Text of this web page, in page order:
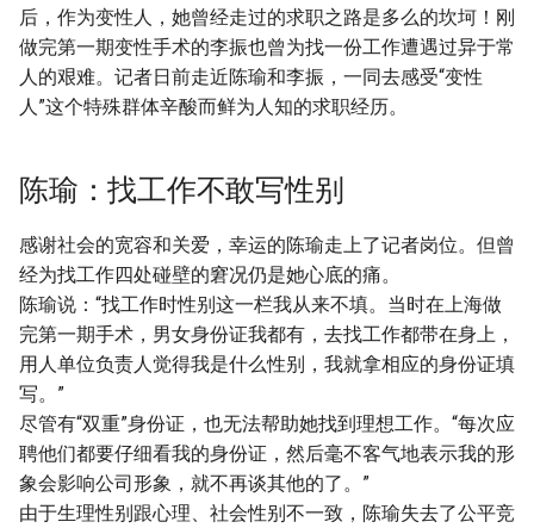
后，作为变性人，她曾经走过的求职之路是多么的坎坷！刚
做完第一期变性手术的李振也曾为找一份工作遭遇过异于常
人的艰难。记者日前走近陈瑜和李振，一同去感受“变性
人”这个特殊群体辛酸而鲜为人知的求职经历。
陈瑜：找工作不敢写性别
感谢社会的宽容和关爱，幸运的陈瑜走上了记者岗位。但曾
经为找工作四处碰壁的窘况仍是她心底的痛。
陈瑜说：“找工作时性别这一栏我从来不填。当时在上海做
完第一期手术，男女身份证我都有，去找工作都带在身上，
用人单位负责人觉得我是什么性别，我就拿相应的身份证填
写。”
尽管有“双重”身份证，也无法帮助她找到理想工作。“每次应
聘他们都要仔细看我的身份证，然后毫不客气地表示我的形
象会影响公司形象，就不再谈其他的了。”
由于生理性别跟心理、社会性别不一致，陈瑜失去了公平竞